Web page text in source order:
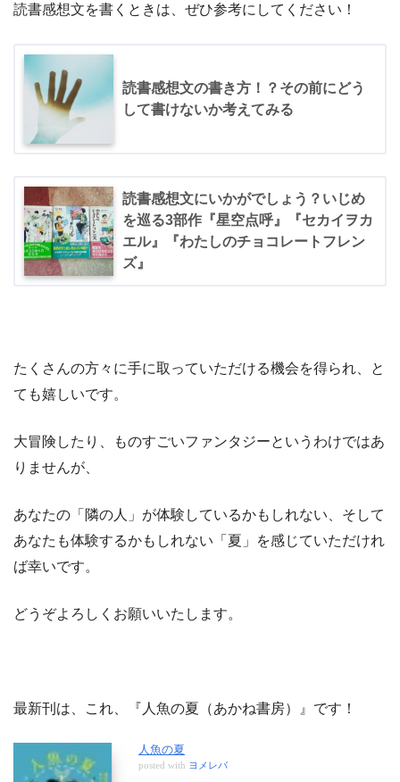
読書感想文を書くときは、ぜひ参考にしてください！
読書感想文の書き方！？その前にどう
して書けないか考えてみる
読書感想文にいかがでしょう？いじめ
を巡る3部作『星空点呼』『セカイヲカ
エル』『わたしのチョコレートフレン
ズ』
たくさんの方々に手に取っていただける機会を得られ、と
ても嬉しいです。
大冒険したり、ものすごいファンタジーというわけではあ
りませんが、
あなたの「隣の人」が体験しているかもしれない、そして
あなたも体験するかもしれない「夏」を感じていただけれ
ば幸いです。
どうぞよろしくお願いいたします。
最新刊は、これ、『人魚の夏（あかね書房）』です！
人魚の夏
posted with ヨメレバ